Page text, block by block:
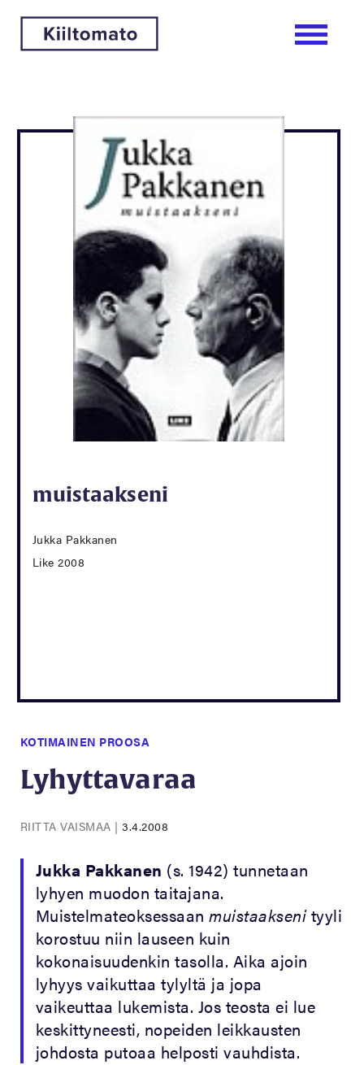
muistaakseni
Jukka Pakkanen
Like 2008
KOTIMAINEN PROOSA
Lyhyttavaraa
RIITTA VAISMAA |3.4.2008
Jukka Pakkanen (s. 1942) tunnetaan
lyhyen muodon taitajana.
Muistelmateoksessaanmuistaaksenityyli
korostuu niin lauseen kuin
kokonaisuudenkin tasolla. Aika ajoin
lyhyys vaikuttaa tylyltä ja jopa
vaikeuttaa lukemista. Jos teosta ei lue
keskittyneesti, nopeiden leikkausten
johdosta putoaa helposti vauhdista.